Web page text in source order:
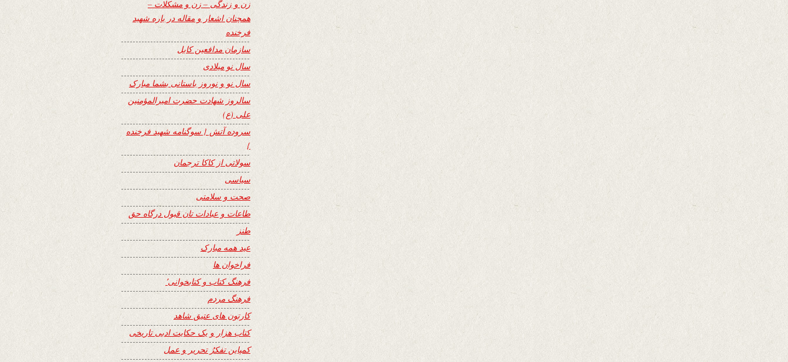
زن و زندگی – زن و مشکلات –
همچنان اشعار و مقاله در باره شهید
فرخنده
سازمان مدافعین کابل
سال نو میلادی
سال نو و نوروز باستانی بشما مبارک
سالروز شهادت حضرت امیرالمؤمنین
علی (ع)
سروده آتش { سوگنامه شهید فرخنده
}
سولاتی از کاکا ترجمان
سیاسی
صحت و سلامتی
طاعات و عبادات تان قبول درگاه حق
طنز
عید همه مبارک
فراخوان ها
فرهنگ کتاب و کتابخوانی٬
فرهنگ مردم
کارتون های عتیق شاهد
کتاب هزار و یک حکایت ادبی تاریخی
کمپاین تفکرُ تحریر و عمل